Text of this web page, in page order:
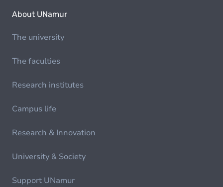
About UNamur
The university
The faculties
Research institutes
Campus life
Research & Innovation
University & Society
Support UNamur